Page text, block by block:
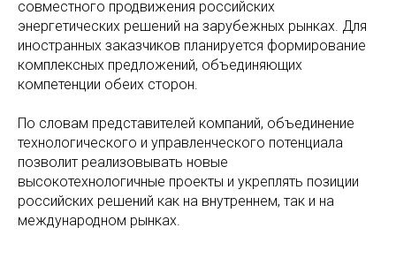
совместного продвижения российских
энергетических решений на зарубежных рынках. Для
иностранных заказчиков планируется формирование
комплексных предложений, объединяющих
компетенции обеих сторон.
По словам представителей компаний, объединение
технологического и управленческого потенциала
позволит реализовывать новые
высокотехнологичные проекты и укреплять позиции
российских решений как на внутреннем, так и на
международном рынках.